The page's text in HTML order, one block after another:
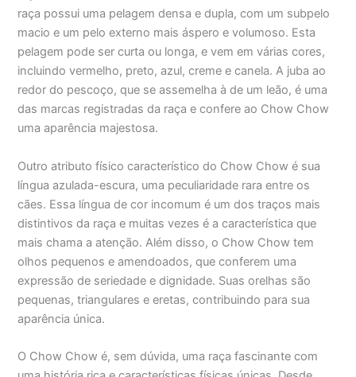
raça possui uma pelagem densa e dupla, com um subpelo
macio e um pelo externo mais áspero e volumoso. Esta
pelagem pode ser curta ou longa, e vem em várias cores,
incluindo vermelho, preto, azul, creme e canela. A juba ao
redor do pescoço, que se assemelha à de um leão, é uma
das marcas registradas da raça e confere ao Chow Chow
uma aparência majestosa.
Outro atributo físico característico do Chow Chow é sua
língua azulada-escura, uma peculiaridade rara entre os
cães. Essa língua de cor incomum é um dos traços mais
distintivos da raça e muitas vezes é a característica que
mais chama a atenção. Além disso, o Chow Chow tem
olhos pequenos e amendoados, que conferem uma
expressão de seriedade e dignidade. Suas orelhas são
pequenas, triangulares e eretas, contribuindo para sua
aparência única.
O Chow Chow é, sem dúvida, uma raça fascinante com